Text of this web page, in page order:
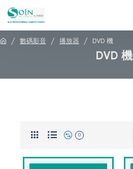
數碼影音 播放器 DVD 機
DVD 機
0